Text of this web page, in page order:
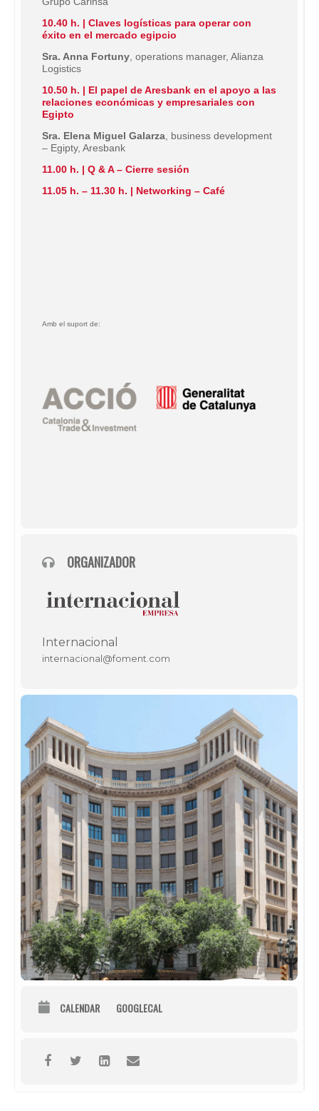
10.40 h. | Claves logísticas para operar con
éxito en el mercado egipcio
Sra. Anna Fortuny, operations manager, Alianza
Logistics
10.50 h. | El papel de Aresbank en el apoyo a las
relaciones económicas y empresariales con
Egipto
Sra. Elena Miguel Galarza, business development
– Egipty, Aresbank
11.00 h. | Q & A – Cierre sesión
11.05 h. – 11.30 h. | Networking – Café
Amb el suport de:
ORGANIZADOR
Internacional
internacional@foment.com
CALENDAR GOOGLECAL